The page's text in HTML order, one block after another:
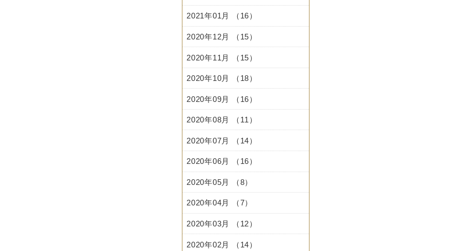
2021年01月 （16）
2020年12月 （15）
2020年11月 （15）
2020年10月 （18）
2020年09月 （16）
2020年08月 （11）
2020年07月 （14）
2020年06月 （16）
2020年05月 （8）
2020年04月 （7）
2020年03月 （12）
2020年02月 （14）